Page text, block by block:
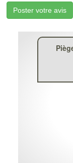
Poster votre avis